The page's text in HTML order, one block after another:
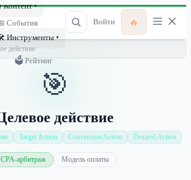
Контент ▾
События
Инструменты ▾
🗳 Рейтинг
Войти 🔥
действие
🎯
действие
Target Action Conversion Action Desired Action
CPA-арбитраж Модель оплаты